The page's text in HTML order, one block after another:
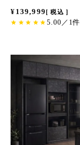
¥139,999 税込
5.00／1件